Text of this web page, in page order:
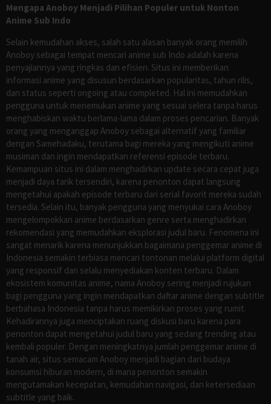
Mengapa Anoboy Menjadi Pilihan Populer untuk Nonton
Anime Sub Indo
Selain kemudahan akses, salah satu alasan banyak orang memilih
Anoboy sebagai tempat mencari anime sub Indo adalah karena
penyajiannya yang ringkas dan efisien. Situs ini memberikan
informasi anime yang disusun berdasarkan popularitas, tahun rilis,
dan status seperti ongoing atau completed. Hal ini memudahkan
pengguna untuk menemukan anime yang sesuai selera tanpa harus
menghabiskan waktu berlama-lama dalam proses pencarian. Banyak
orang yang menganggap Anoboy sebagai alternatif yang familiar
dengan Samehadaku, terutama bagi mereka yang mengikuti anime
musiman dan ingin mendapatkan referensi episode terbaru.
Kemampuan situs ini dalam menghadirkan update secara cepat juga
menjadi daya tarik tersendiri, karena penonton dapat langsung
mengetahui apakah episode terbaru dari serial favorit mereka sudah
tersedia. Selain itu, banyak pengguna yang menyukai cara Anoboy
mengelompokkan anime berdasarkan genre serta menghadirkan
rekomendasi yang memudahkan eksplorasi judul baru. Fenomena ini
sangat menarik karena menunjukkan bagaimana penggemar anime di
Indonesia semakin terbiasa mencari tontonan melalui platform digital
yang responsif dan selalu menyediakan konten terbaru. Dalam
ekosistem komunitas anime, nama Anoboy sering menjadi rujukan
bagi pengguna yang ingin mendapatkan daftar anime dengan subtitle
berbahasa Indonesia tanpa harus memikirkan proses yang rumit.
Kehadirannya juga menciptakan ruang diskusi baru karena para
penonton dapat mengetahui judul baru yang sedang trending atau
kembali populer. Dengan meningkatnya jumlah penggemar anime di
tanah air, situs semacam Anoboy menjadi bagian dari budaya
konsumsi hiburan modern, di mana penonton semakin
mengutamakan kecepatan, kemudahan navigasi, dan ketersediaan
subtitle yang baik.